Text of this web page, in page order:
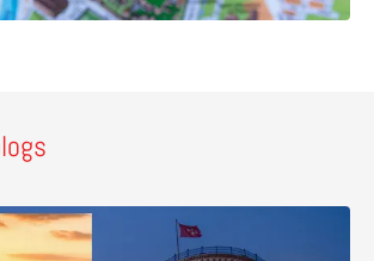
Ontdek vijf pareltjes in Toscane –